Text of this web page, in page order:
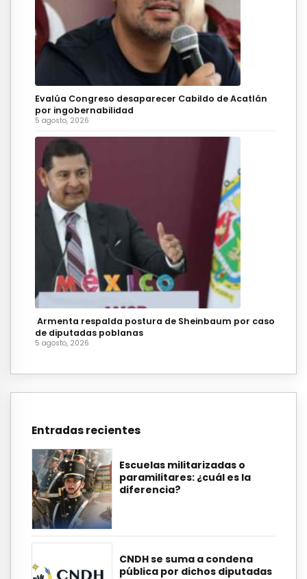
Evalúa Congreso desaparecer Cabildo de Acatlán
por ingobernabilidad
5 agosto, 2026
Armenta respalda postura de Sheinbaum por caso
de diputadas poblanas
5 agosto, 2026
Entradas recientes
Escuelas militarizadas o
paramilitares: ¿cuál es la
diferencia?
CNDH se suma a condena
pública por dichos diputadas